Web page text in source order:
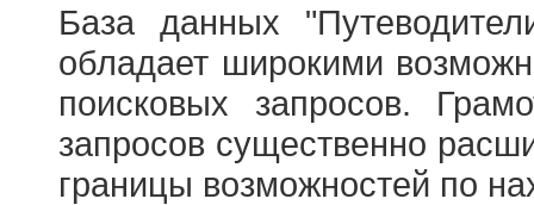
База данных
обладает широкими
поисковых запросов.
запросов существенно
границы возможностей по